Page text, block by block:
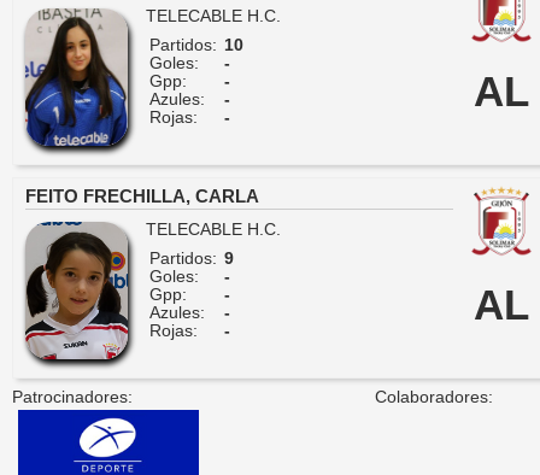
TELECABLE H.C.
Partidos: 10
Goles:
-
Gpp:
-
Azules:
-
Rojas:
-
AL
FEITO FRECHILLA, CARLA
TELECABLE H.C.
Partidos: 9
Goles:
-
Gpp:
-
Azules:
-
Rojas:
-
AL
Patrocinadores: Colaboradores: